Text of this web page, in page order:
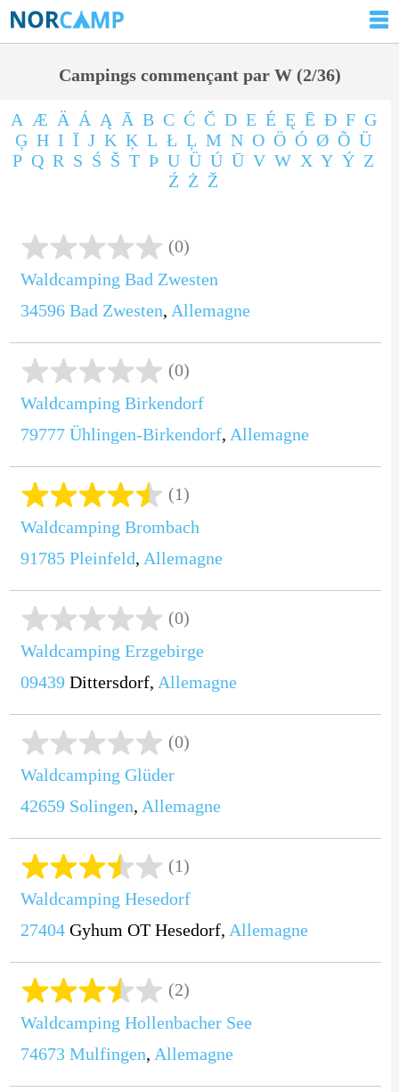
Campings commençant par W (2/36)
A Æ Ä Á Ą Ā B C Ć Č D E É Ę Ē Ð F G
Ģ H I Ī J K Ķ L Ł Ļ M N O Ö Ó Ø Õ Ü
P Q R S Ś Š T Þ U Ü Ú Ū V W X Y Ý Z
Ź Ż Ž
(0)
Waldcamping Bad Zwesten
34596 Bad Zwesten, Allemagne
(0)
Waldcamping Birkendorf
79777 Ühlingen-Birkendorf, Allemagne
(1)
Waldcamping Brombach
91785 Pleinfeld, Allemagne
(0)
Waldcamping Erzgebirge
09439Dittersdorf, Allemagne
(0)
Waldcamping Glüder
42659 Solingen, Allemagne
(1)
Waldcamping Hesedorf
27404Gyhum OT Hesedorf, Allemagne
(2)
Waldcamping Hollenbacher See
74673 Mulfingen, Allemagne